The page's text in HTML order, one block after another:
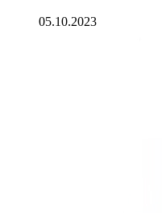
05.10.2023